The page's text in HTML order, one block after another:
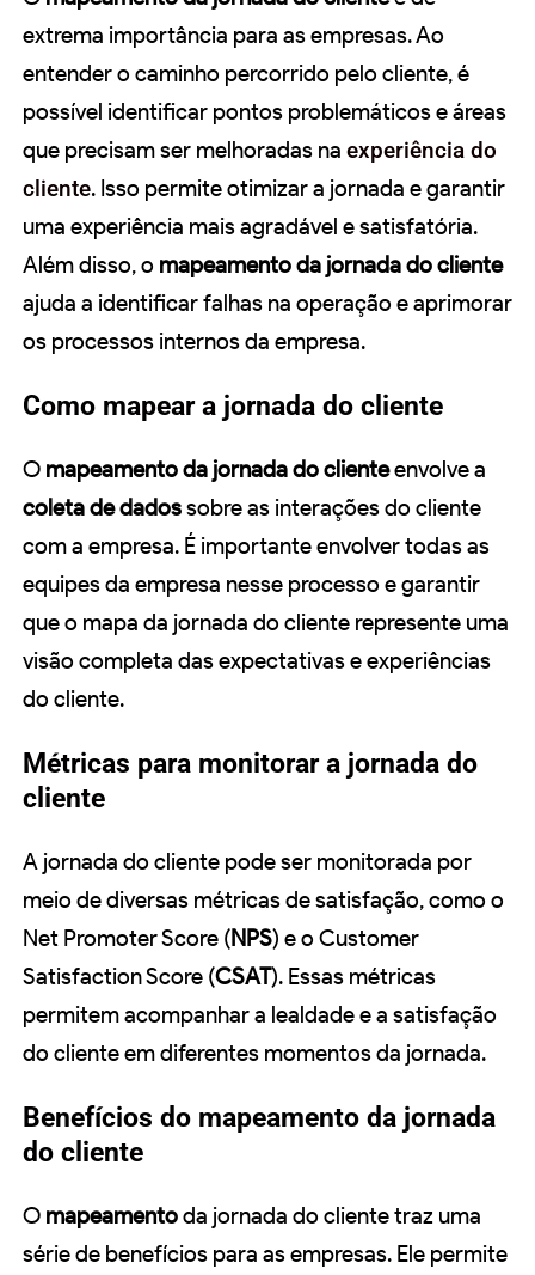
extrema importância para as empresas. Ao
entender o caminho percorrido pelo cliente, é
possível identificar pontos problemáticos e áreas
que precisam ser melhoradas na experiência do
cliente. Isso permite otimizar a jornada e garantir
uma experiência mais agradável e satisfatória.
Além disso, o mapeamento da jornada do cliente
ajuda a identificar falhas na operação e aprimorar
os processos internos da empresa.
Como mapear a jornada do cliente
O mapeamento da jornada do clienteenvolve a
coleta de dadossobre as interações do cliente
com a empresa. É importante envolver todas as
equipes da empresa nesse processo e garantir
que o mapa da jornada do cliente represente uma
visão completa das expectativas e experiências
do cliente.
Métricas para monitorar a jornada do
cliente
A jornada do cliente pode ser monitorada por
meio de diversas métricas de satisfação, como o
Net Promoter Score (NPS) e o Customer
Satisfaction Score (CSAT). Essas métricas
permitem acompanhar a lealdade e a satisfação
do cliente em diferentes momentos da jornada.
Benefícios do mapeamento da jornada
do cliente
O mapeamentoda jornada do cliente traz uma
série de benefícios para as empresas. Ele permite